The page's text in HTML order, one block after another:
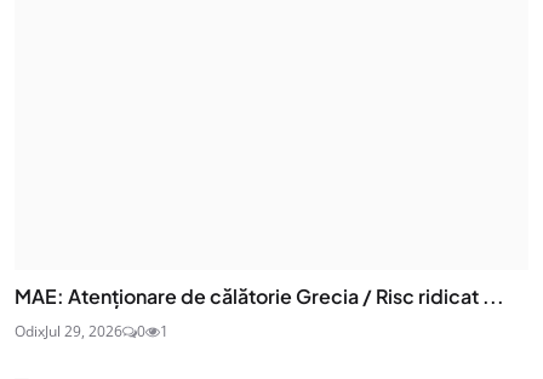
MAE: Atenţionare de călătorie Grecia / Risc ridicat ...
OdixJul 29, 2026 0 1